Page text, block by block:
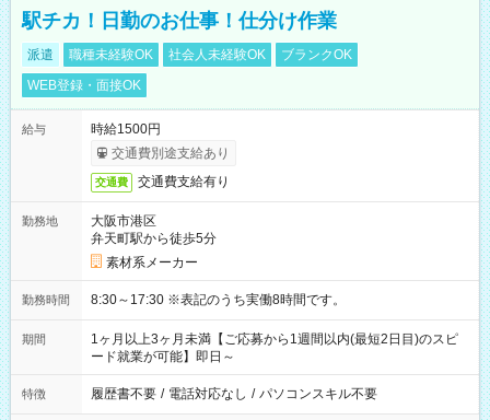
駅チカ！日勤のお仕事！仕分け作業
派遣 職種未経験OK 社会人未経験OK
ブランクOK
WEB登録・面接OK
給与
時給1500円
交通費別途支給あり
交通費 交通費支給有り
勤務地
大阪市港区
弁天町駅から徒歩5分
素材系メーカー
勤務時間 8:30～17:30 ※表記のうち実働8時間です。
期間
1ヶ月以上3ヶ月未満【ご応募から1週間以内(最短2日目)のスピ
ード就業が可能】即日～
特徴 履歴書不要 / 電話対応なし / パソコンスキル不要